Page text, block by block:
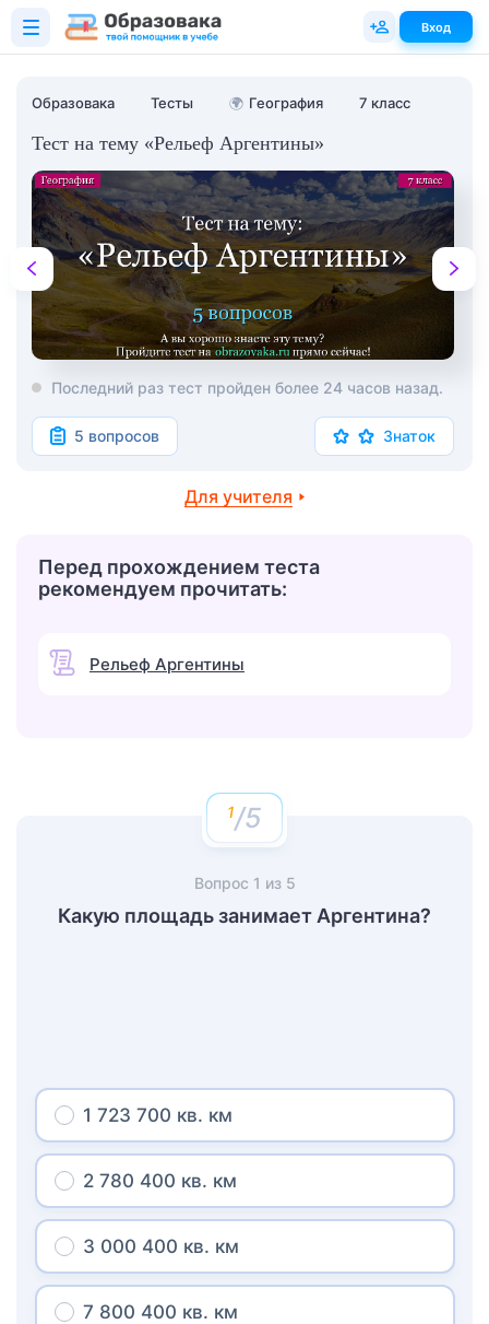
Образовака Тесты 🌍 География 7 класс
Тест на тему «Рельеф Аргентины»
Последний раз тест пройден более 24 часов назад.
5 вопросов Знаток
Для учителя
Перед прохождением теста
рекомендуем прочитать:
Рельеф Аргентины
/5
Вопрос 1 из 5
Какую площадь занимает Аргентина?
1 723 700 кв. км
2 780 400 кв. км
3 000 400 кв. км
7 800 400 кв. км
Вход